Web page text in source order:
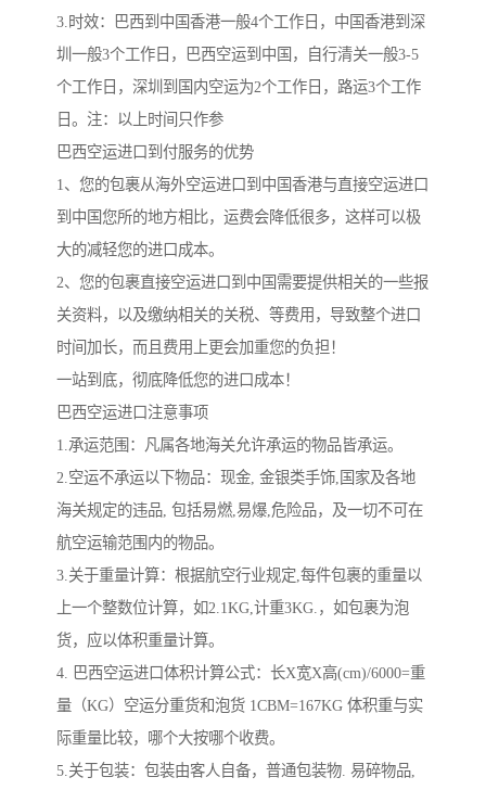
3.时效：巴西到中国香港一般4个工作日，中国香港到深
圳一般3个工作日，巴西空运到中国，自行清关一般3-5
个工作日，深圳到国内空运为2个工作日，路运3个工作
日。注：以上时间只作参
巴西空运进口到付服务的优势
1、您的包裹从海外空运进口到中国香港与直接空运进口
到中国您所的地方相比，运费会降低很多，这样可以极
大的减轻您的进口成本。
2、您的包裹直接空运进口到中国需要提供相关的一些报
关资料，以及缴纳相关的关税、等费用，导致整个进口
时间加长，而且费用上更会加重您的负担！
一站到底，彻底降低您的进口成本！
巴西空运进口注意事项
1.承运范围：凡属各地海关允许承运的物品皆承运。
2.空运不承运以下物品：现金, 金银类手饰,国家及各地
海关规定的违品, 包括易燃,易爆,危险品，及一切不可在
航空运输范围内的物品。
3.关于重量计算：根据航空行业规定,每件包裹的重量以
上一个整数位计算，如2.1KG,计重3KG.，如包裹为泡
货，应以体积重量计算。
4. 巴西空运进口体积计算公式：长X宽X高(cm)/6000=重
量（KG）空运分重货和泡货 1CBM=167KG 体积重与实
际重量比较，哪个大按哪个收费。
5.关于包装：包装由客人自备，普通包装物. 易碎物品,